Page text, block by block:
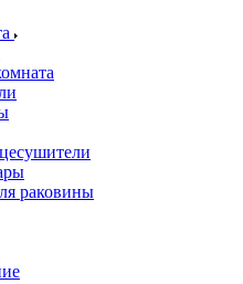
раковины